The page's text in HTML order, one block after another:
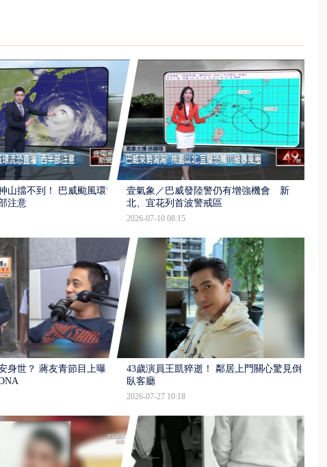
山擋不到！ 巴威颱風環流
注意
壹氣象／巴威發陸警仍有增強機會 新
北、宜花列首波警戒區
2026-07-10 08:15
身世？ 蔣友青節目上曝：
43歲演員王凱猝逝！ 鄰居上門關心驚見倒
臥客廳
2026-07-27 10:18